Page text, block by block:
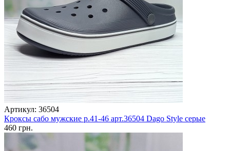
Артикул: 36504
Кроксы сабо мужские р.41-46 арт.36504 Dago Style серые
460 грн.